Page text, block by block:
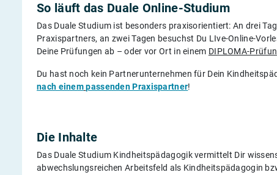
So läuft das Duale Online-Studium
Das Duale Studium ist besonders praxisorientiert: An drei
Praxispartners, an zwei Tagen besuchst Du LIve-Online-
Deine Prüfungen ab – oder vor Ort in einem DIPLOMA-
Du hast noch kein Partnerunternehmen für Dein
nach einem passenden Praxispartner!
Die Inhalte
Das Duale Studium Kindheitspädagogik vermittelt Dir
abwechslungsreichen Arbeitsfeld als Kindheitspädagogin